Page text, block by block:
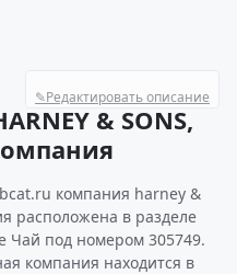
✎Редактировать описание
& SONS,
компания harney &
расположена в разделе
Чай под номером 305749.
компания находится в